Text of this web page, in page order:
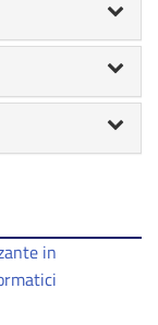
in